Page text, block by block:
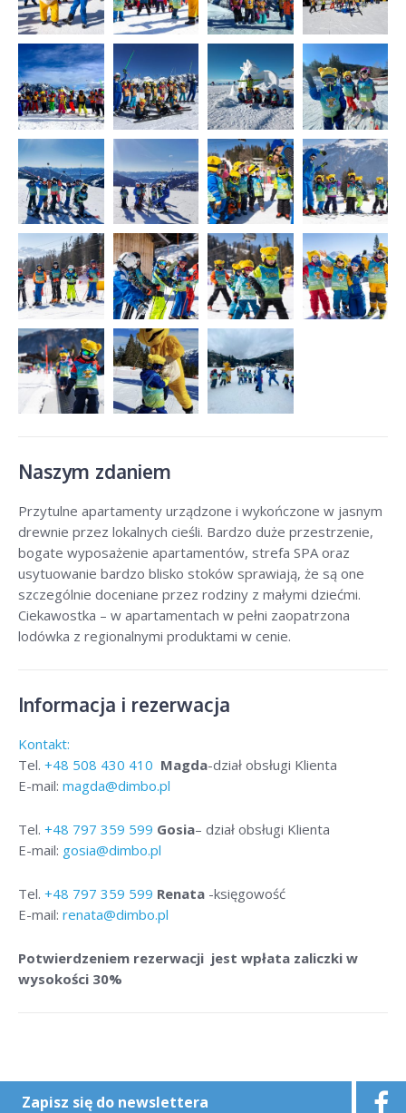
Naszym zdaniem
Przytulne apartamenty urządzone i wykończone w jasnym
drewnie przez lokalnych cieśli. Bardzo duże przestrzenie,
bogate wyposażenie apartamentów, strefa SPA oraz
usytuowanie bardzo blisko stoków sprawiają, że są one
szczególnie doceniane przez rodziny z małymi dziećmi.
Ciekawostka – w apartamentach w pełni zaopatrzona
lodówka z regionalnymi produktami w cenie.
Informacja i rezerwacja
Kontakt:
Tel. +48 508 430 410 Magda-dział obsługi Klienta
E-mail: magda@dimbo.pl
Tel. +48 797 359 599 Gosia– dział obsługi Klienta
E-mail: gosia@dimbo.pl
Tel. +48 797 359 599 Renata -księgowość
E-mail: renata@dimbo.pl
Potwierdzeniem rezerwacji jest wpłata zaliczki w
wysokości 30%
Zapisz się do newslettera